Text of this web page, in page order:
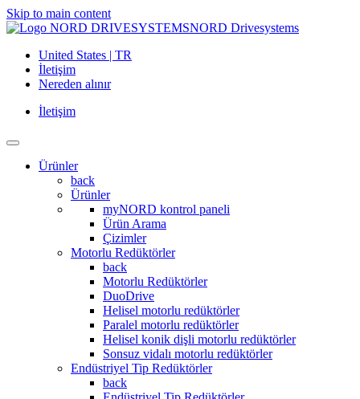
Skip to main content
NORD Drivesystems
United States | TR
İletişim
Nereden alınır
İletişim
Ürünler
back
Ürünler
myNORD kontrol paneli
Ürün Arama
Çizimler
Motorlu Redüktörler
back
Motorlu Redüktörler
DuoDrive
Helisel motorlu redüktörler
Paralel motorlu redüktörler
Helisel konik dişli motorlu redüktörler
Sonsuz vidalı motorlu redüktörler
Endüstriyel Tip Redüktörler
back